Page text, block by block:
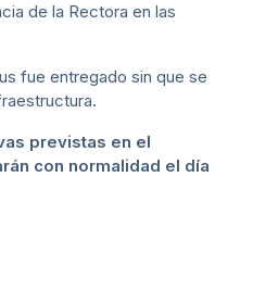
de la Rectora en las
fue entregado sin que se
previstas en el
con normalidad el día